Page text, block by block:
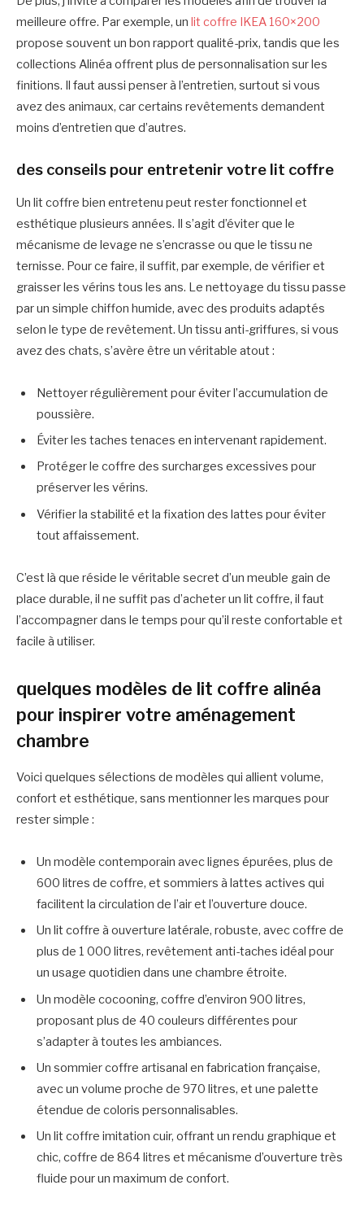
meilleure offre. Par exemple, un lit coffre IKEA 160×200
propose souvent un bon rapport qualité-prix, tandis que les
collections Alinéa offrent plus de personnalisation sur les
finitions. Il faut aussi penser à l’entretien, surtout si vous
avez des animaux, car certains revêtements demandent
moins d’entretien que d’autres.
des conseils pour entretenir votre lit coffre
Un lit coffre bien entretenu peut rester fonctionnel et
esthétique plusieurs années. Il s’agit d’éviter que le
mécanisme de levage ne s’encrasse ou que le tissu ne
ternisse. Pour ce faire, il suffit, par exemple, de vérifier et
graisser les vérins tous les ans. Le nettoyage du tissu passe
par un simple chiffon humide, avec des produits adaptés
selon le type de revêtement. Un tissu anti-griffures, si vous
avez des chats, s’avère être un véritable atout :
Nettoyer régulièrement pour éviter l’accumulation de
poussière.
Éviter les taches tenaces en intervenant rapidement.
Protéger le coffre des surcharges excessives pour
préserver les vérins.
Vérifier la stabilité et la fixation des lattes pour éviter
tout affaissement.
C’est là que réside le véritable secret d’un meuble gain de
place durable, il ne suffit pas d’acheter un lit coffre, il faut
l’accompagner dans le temps pour qu’il reste confortable et
facile à utiliser.
quelques modèles de lit coffre alinéa
pour inspirer votre aménagement
chambre
Voici quelques sélections de modèles qui allient volume,
confort et esthétique, sans mentionner les marques pour
rester simple :
Un modèle contemporain avec lignes épurées, plus de
600 litres de coffre, et sommiers à lattes actives qui
facilitent la circulation de l’air et l’ouverture douce.
Un lit coffre à ouverture latérale, robuste, avec coffre de
plus de 1 000 litres, revêtement anti-taches idéal pour
un usage quotidien dans une chambre étroite.
Un modèle cocooning, coffre d’environ 900 litres,
proposant plus de 40 couleurs différentes pour
s’adapter à toutes les ambiances.
Un sommier coffre artisanal en fabrication française,
avec un volume proche de 970 litres, et une palette
étendue de coloris personnalisables.
Un lit coffre imitation cuir, offrant un rendu graphique et
chic, coffre de 864 litres et mécanisme d’ouverture très
fluide pour un maximum de confort.